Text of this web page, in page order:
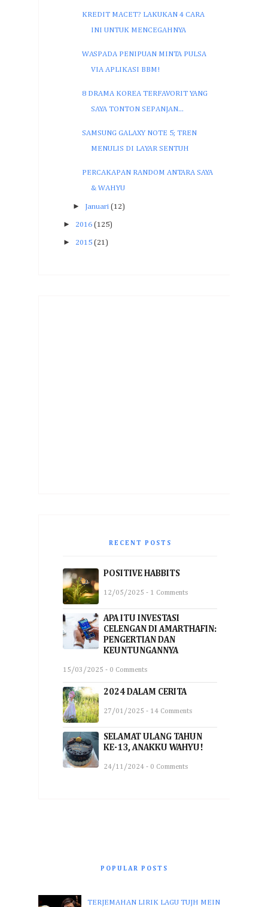
KREDIT MACET? LAKUKAN 4 CARA
INI UNTUK MENCEGAHNYA
WASPADA PENIPUAN MINTA PULSA
VIA APLIKASI BBM!
8 DRAMA KOREA TERFAVORIT YANG
SAYA TONTON SEPANJAN...
SAMSUNG GALAXY NOTE 5; TREN
MENULIS DI LAYAR SENTUH
PERCAKAPAN RANDOM ANTARA SAYA
& WAHYU
► Januari (12)
► 2016 (125)
► 2015 (21)
RECENT POSTS
POSITIVE HABBITS
12/05/2025 - 1 Comments
APA ITU INVESTASI
CELENGAN DI AMARTHAFIN:
PENGERTIAN DAN
KEUNTUNGANNYA
15/03/2025 - 0 Comments
2024 DALAM CERITA
27/01/2025 - 14 Comments
SELAMAT ULANG TAHUN
KE-13, ANAKKU WAHYU!
24/11/2024 - 0 Comments
POPULAR POSTS
TERJEMAHAN LIRIK LAGU TUJH MEIN